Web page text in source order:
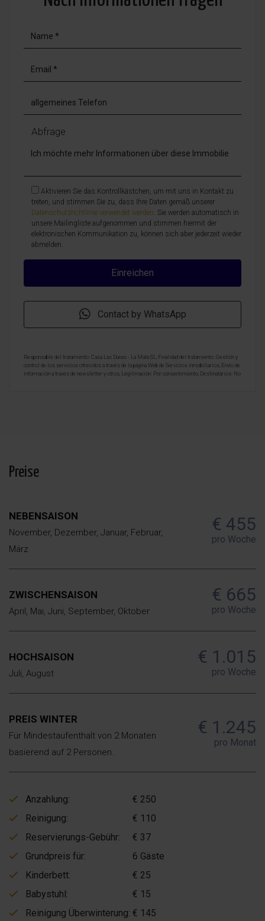
Abfrage
Aktivieren Sie das Kontrollkästchen, um mit uns in Kontakt zu
treten, und stimmen Sie zu, dass Ihre Daten gemäß unserer
Datenschutzrichtlinie verwendet werden. Sie werden automatisch in
unsere Mailingliste aufgenommen und stimmen hiermit der
elektronischen Kommunikation zu, können sich aber jederzeit wieder
abmelden.
Contact by WhatsApp
Responsable del tratamiento: Casa Las Dunas - La Mata SL, Finalidad del tratamiento: Gestión y
control de los servicios ofrecidos a través de la página Web de Servicios inmobiliarios, Envío de
información a traves de newsletter y otros, Legitimación: Por consentimiento, Destinatarios: No
Preise
NEBENSAISON
November, Dezember, Januar, Februar,
März
€ 455
pro Woche
ZWISCHENSAISON
April, Mai, Juni, September, Oktober
€ 665
pro Woche
HOCHSAISON
Juli, August
€ 1.015
pro Woche
PREIS WINTER
Für Mindestaufenthalt von 2 Monaten
basierend auf 2 Personen.
€ 1.245
pro Monat
Anzahlung:
€ 250
Reinigung:
€ 110
Reservierungs-Gebühr:
€ 37
Grundpreis für:
6 Gäste
Kinderbett:
€ 25
Babystuhl:
€ 15
Reinigung Überwinterung: € 145